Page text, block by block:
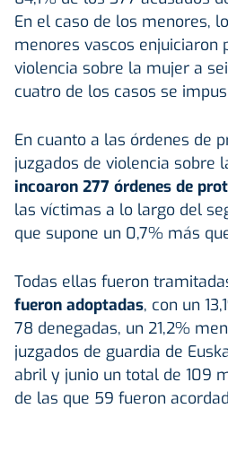
En el caso de los menores,
menores vascos enjuiciaron
violencia sobre la mujer a
cuatro de los casos se
En cuanto a las órdenes de
juzgados de violencia sobre
incoaron 277 órdenes de
las víctimas a lo largo del
que supone un 0,7% más
Todas ellas fueron
fueron adoptadas, con un
78 denegadas, un 21,2%
juzgados de guardia de
abril y junio un total de 109
de las que 59 fueron